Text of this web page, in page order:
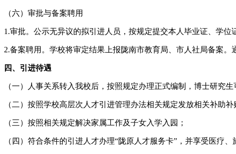
（六）审批与备案聘用
1.审批。公示无异议的拟引进人员，按规定提交本人毕业证、学
2.备案聘用。学校将审定结果上报陇南市教育局、市人社局备案
四、引进待遇
（一）人事关系转入我校后，按照规定办理正式编制，博士研究
（二）按照学校高层次人才引进管理办法相关规定发放相关补助
（三）按照相关规定解决家属工作及子女入学入园；
（四）符合条件的引进人才办理“陇原人才服务卡”，并享受医疗、